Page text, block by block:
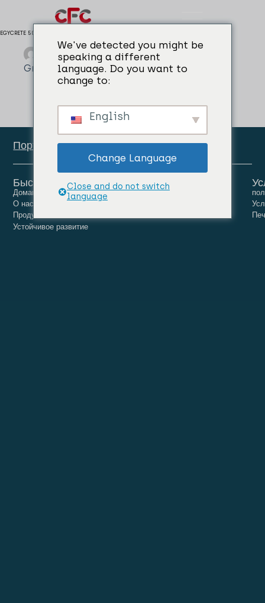
EGYCRETE 500
admin
04/04/2024
Grouts & Anchors
Портал сотрудников
Быстрые ссылки
Домашняя страница
О нас
Продукты
Устойчивое развитие
Люди
Новости
Карьера
We've detected you might be
speaking a different
language. Do you want to
change to:
English
Change Language
Close and do not switch
language